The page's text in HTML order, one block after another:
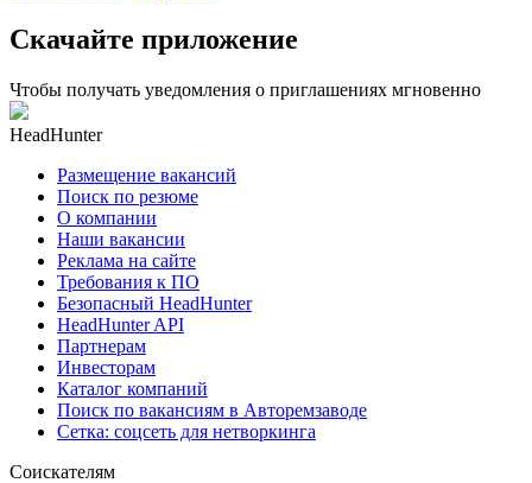
Скачайте приложение
Чтобы получать уведомления о приглашениях мгновенно
HeadHunter
Размещение вакансий
Поиск по резюме
О компании
Наши вакансии
Реклама на сайте
Требования к ПО
Безопасный HeadHunter
HeadHunter API
Партнерам
Инвесторам
Каталог компаний
Поиск по вакансиям в Авторемзаводе
Сетка: соцсеть для нетворкинга
Соискателям